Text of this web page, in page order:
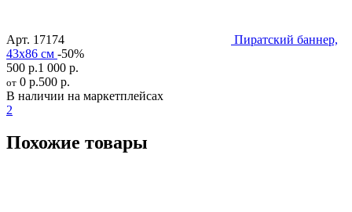
Арт. 17174
Пиратский баннер,
43х86 см -50%
500 р.1 000 р.
от 0 р.500 р.
В наличии на маркетплейсах
2
Похожие товары